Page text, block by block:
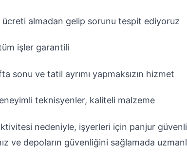
ücreti almadan gelip sorunu tespit ediyoruz
işler garantili
sonu ve tatil ayrımı yapmaksızın hizmet
teknisyenler, kaliteli malzeme
nedeniyle, işyerleri için panjur
ve depoların güvenliğini sağlamada